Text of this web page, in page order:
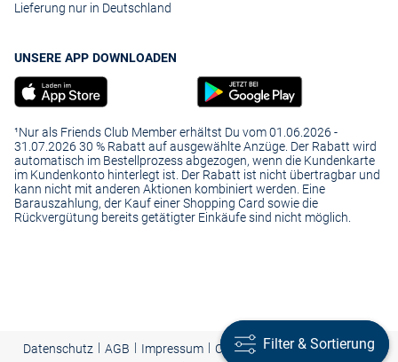
Lieferung nur in Deutschland
UNSERE APP DOWNLOADEN
¹Nur als Friends Club Member erhältst Du vom 01.06.2026 -
31.07.2026 30 % Rabatt auf ausgewählte Anzüge. Der Rabatt wird
automatisch im Bestellprozess abgezogen, wenn die Kundenkarte
im Kundenkonto hinterlegt ist. Der Rabatt ist nicht übertragbar und
kann nicht mit anderen Aktionen kombiniert werden. Eine
Barauszahlung, der Kauf einer Shopping Card sowie die
Rückvergütung bereits getätigter Einkäufe sind nicht möglich.
Datenschutz | AGB | Impressum | Cookie-Einstellungen | Presse
Filter & Sortierung
Filter & Sortierung